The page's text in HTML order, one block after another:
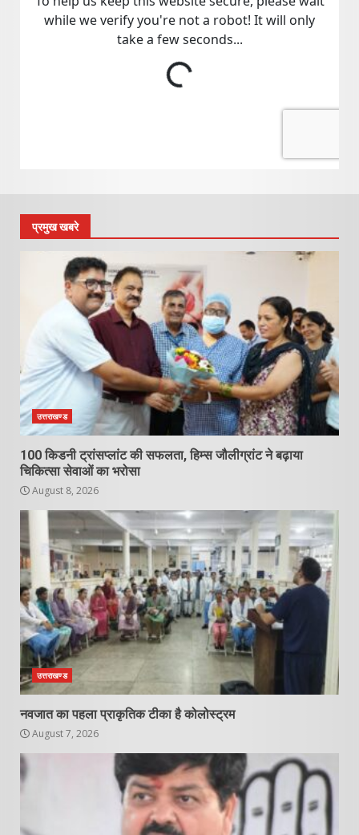
प्रमुख खबरे
उत्तराखण्ड
100 किडनी ट्रांसप्लांट की सफलता, हिम्स जौलीग्रांट ने बढ़ाया
चिकित्सा सेवाओं का भरोसा
August 8, 2026
उत्तराखण्ड
नवजात का पहला प्राकृतिक टीका है कोलोस्ट्रम
August 7, 2026